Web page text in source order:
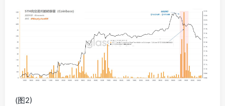
(图2)